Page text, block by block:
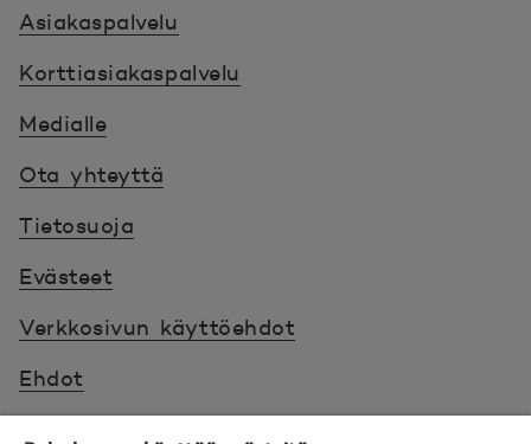
Asiakaspalvelu
Korttiasiakaspalvelu
Medialle
Ota yhteyttä
Tietosuoja
Evästeet
Verkkosivun käyttöehdot
Ehdot